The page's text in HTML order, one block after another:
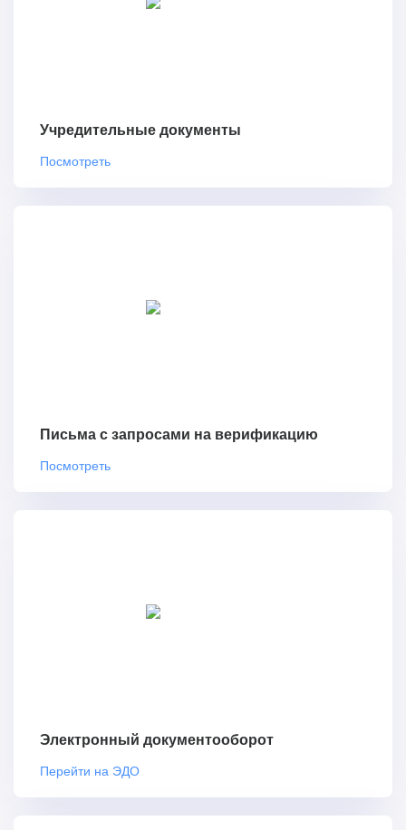
Учредительные документы
Посмотреть
Письма с запросами на верификацию
Посмотреть
Электронный документооборот
Перейти на ЭДО